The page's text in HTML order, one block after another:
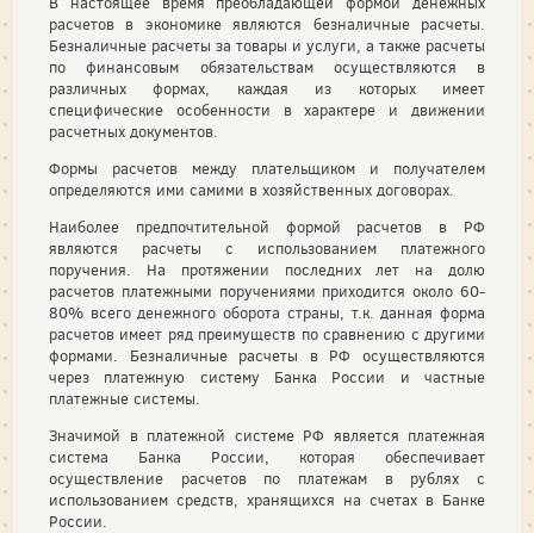
расчетов в экономике являются безналичные расчеты.
Безналичные расчеты за товары и услуги, а также расчеты
по финансовым обязательствам осуществляются в
различных формах, каждая из которых имеет
специфические особенности в характере и движении
расчетных документов.
Формы расчетов между плательщиком и получателем
определяются ими самими в хозяйственных договорах.
Наиболее предпочтительной формой расчетов в РФ
являются расчеты с использованием платежного
поручения. На протяжении последних лет на долю
расчетов платежными поручениями приходится около 60-
80% всего денежного оборота страны, т.к. данная форма
расчетов имеет ряд преимуществ по сравнению с другими
формами. Безналичные расчеты в РФ осуществляются
через платежную систему Банка России и частные
платежные системы.
Значимой в платежной системе РФ является платежная
система Банка России, которая обеспечивает
осуществление расчетов по платежам в рублях с
использованием средств, хранящихся на счетах в Банке
России.